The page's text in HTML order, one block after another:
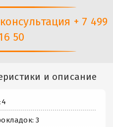
+ 7 499
50
и описание
3